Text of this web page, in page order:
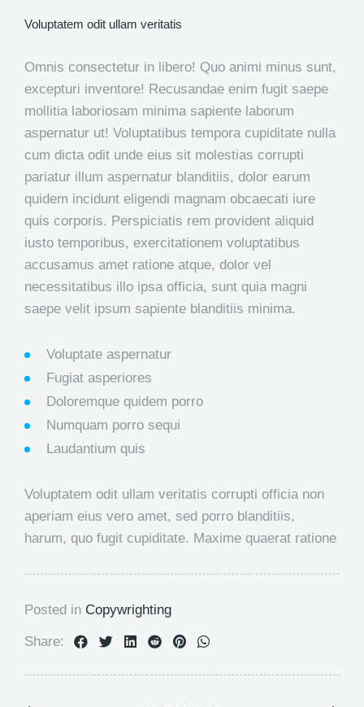
Voluptatem odit ullam veritatis
Omnis consectetur in libero! Quo animi minus sunt,
excepturi inventore! Recusandae enim fugit saepe
mollitia laboriosam minima sapiente laborum
aspernatur ut! Voluptatibus tempora cupiditate nulla
cum dicta odit unde eius sit molestias corrupti
pariatur illum aspernatur blanditiis, dolor earum
quidem incidunt eligendi magnam obcaecati iure
quis corporis. Perspiciatis rem provident aliquid
iusto temporibus, exercitationem voluptatibus
accusamus amet ratione atque, dolor vel
necessitatibus illo ipsa officia, sunt quia magni
saepe velit ipsum sapiente blanditiis minima.
Voluptate aspernatur
Fugiat asperiores
Doloremque quidem porro
Numquam porro sequi
Laudantium quis
Voluptatem odit ullam veritatis corrupti officia non
aperiam eius vero amet, sed porro blanditiis,
harum, quo fugit cupiditate. Maxime quaerat ratione
Posted in Copywrighting
Share: